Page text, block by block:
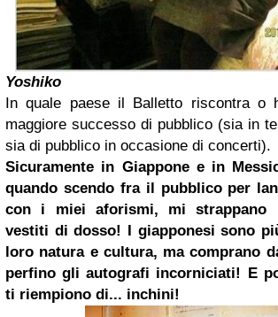
Yoshiko
In quale paese il Balletto riscontra o
maggiore successo di pubblico (sia in
sia di pubblico in occasione di concerti).
Sicuramente in Giappone e in
quando scendo fra il pubblico per
con i miei aforismi, mi strappano
vestiti di dosso! I giapponesi sono
loro natura e cultura, ma comprano
perfino gli autografi incorniciati! E
ti riempiono di... inchini!